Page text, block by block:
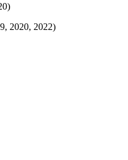
2020, 2022)